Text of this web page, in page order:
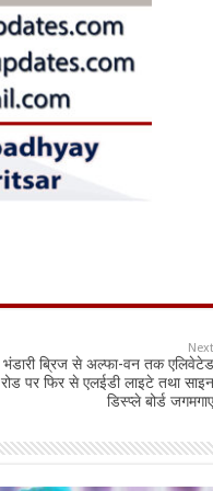
Next
भंडारी ब्रिज से अल्फा-वन तक एलिवेटेड
रोड पर फिर से एलईडी लाइटे तथा साइन
डिस्प्ले बोर्ड जगमगाए